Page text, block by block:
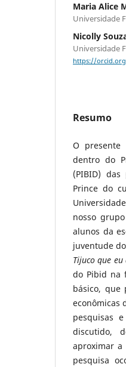
Maria Alice
Universidade
Nicolly
Universidade
https://orcid.org/
Resumo
O presente
dentro do
(PIBID)
Prince do
nosso
alunos da
juventude
Tijuco que eu
do Pibid na
básico, que
econômicas
pesquisas
discutido,
aproximar a
pesquisa